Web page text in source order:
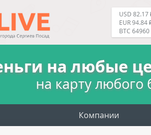
USD 82.17
EUR 94.84
BTC 64960
на любые
на карту любого
Компании